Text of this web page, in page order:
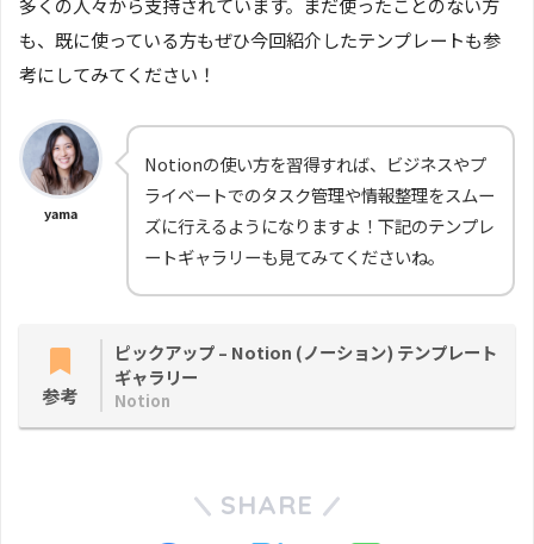
も、既に使っている方もぜひ今回紹介したテンプレートも参
考にしてみてください！
yama
Notionの使い方を習得すれば、ビジネスやプ
ライベートでのタスク管理や情報整理をスムー
ズに行えるようになりますよ！下記のテンプレ
ートギャラリーも見てみてくださいね。
参考
ピックアップ – Notion (ノーション) テンプレート
ギャラリー
Notion
SHARE